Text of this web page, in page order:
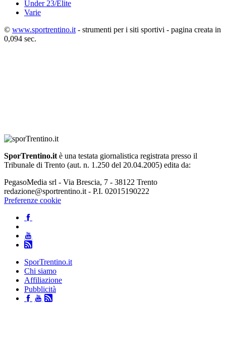
Under 23/Elite
Varie
© www.sportrentino.it- strumenti per i siti sportivi - pagina creata in
0,094 sec.
SporTrentino.itè una testata giornalistica registrata presso il
Tribunale di Trento (aut. n. 1.250 del 20.04.2005) edita da:
PegasoMedia srl - Via Brescia, 7 - 38122 Trento
redazione@sportrentino.it - P.I. 02015190222
Preferenze cookie
SporTrentino.it
Chi siamo
Affiliazione
Pubblicità